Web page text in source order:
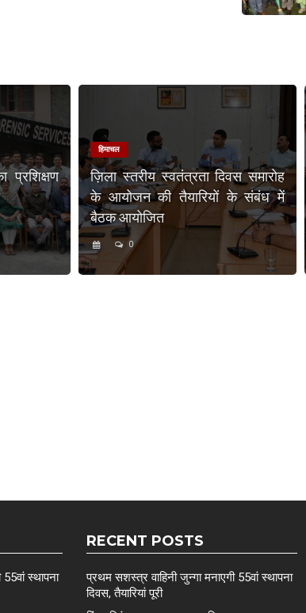
प्रशिक्षण
हिमाचल
ज़िला स्तरीय स्वतंत्रता दिवस समारोह
के आयोजन की तैयारियों के संबंध में
बैठक आयोजित
0
स्थापना
RECENT POSTS
प्रथम सशस्त्र वाहिनी जुन्गा मनाएगी 55वां स्थापना
दिवस, तैयारियां पूरी